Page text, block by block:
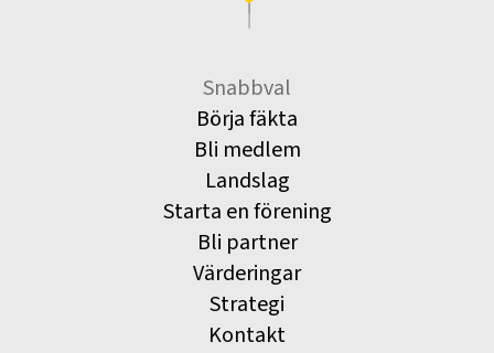
Snabbval
Börja fäkta
Bli medlem
Landslag
Starta en förening
Bli partner
Värderingar
Strategi
Kontakt